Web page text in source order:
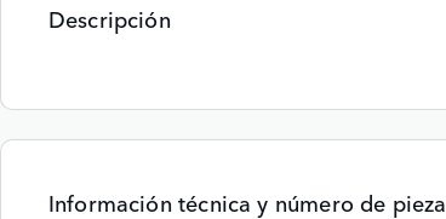
Descripción
Información técnica y número de pieza